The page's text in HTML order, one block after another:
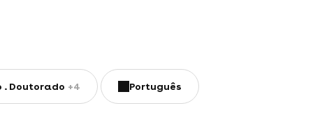
Doutorado +4 Português